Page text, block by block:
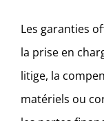
Les garanties
la prise en
litige, la
matériels ou